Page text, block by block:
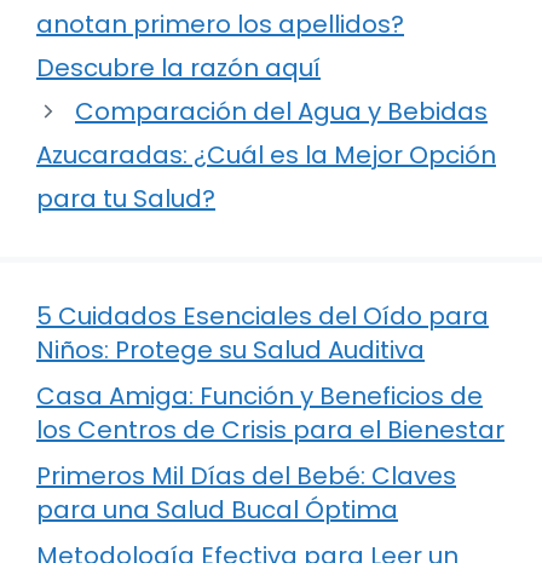
anotan primero los apellidos?
Descubre la razón aquí
Comparación del Agua y Bebidas
Azucaradas: ¿Cuál es la Mejor Opción
para tu Salud?
5 Cuidados Esenciales del Oído para
Niños: Protege su Salud Auditiva
Casa Amiga: Función y Beneficios de
los Centros de Crisis para el Bienestar
Primeros Mil Días del Bebé: Claves
para una Salud Bucal Óptima
Metodología Efectiva para Leer un